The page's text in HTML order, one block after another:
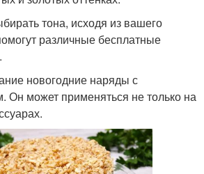
тона, исходя из вашего
различные бесплатные
новогодние наряды с
Он может применяться не только на